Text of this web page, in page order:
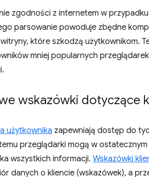
zgodności z internetem w
parsowanie powoduje zbędne
które szkodzą użytkownikom.
mniej popularnych
wskazówki dotyczące
użytkownika zapewniają dostęp do
przeglądarki mogą w
wszystkich informacji. Wskazówki
danych o kliencie (wskazówek), a